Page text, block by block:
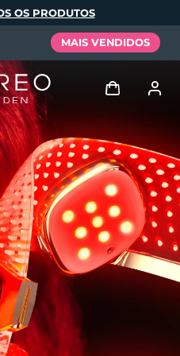
OS PRODUTOS
MAIS VENDIDOS
Entrar
Perfil de usuário
Meus aparelhos
Meus pedidos
Meus endereços
As minhas subscrições
Elixir
Español
Português
Русский
繁體中文